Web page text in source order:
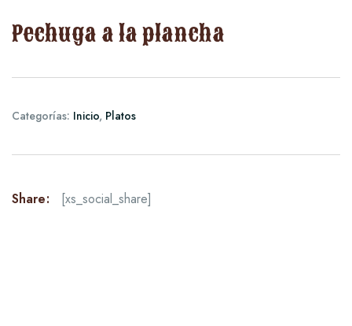
Pechuga a la plancha
Categorías: Inicio, Platos
Share: [xs_social_share]